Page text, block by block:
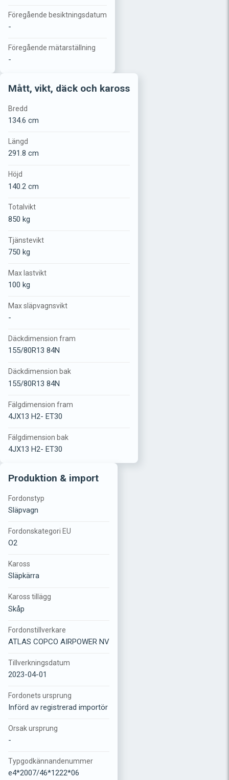
Föregående besiktningsdatum
-
Föregående mätarställning
-
Mått, vikt, däck och kaross
Bredd
134.6 cm
Längd
291.8 cm
Höjd
140.2 cm
Totalvikt
850 kg
Tjänstevikt
750 kg
Max lastvikt
100 kg
Max släpvagnsvikt
-
Däckdimension fram
155/80R13 84N
Däckdimension bak
155/80R13 84N
Fälgdimension fram
4JX13 H2- ET30
Fälgdimension bak
4JX13 H2- ET30
Produktion & import
Fordonstyp
Släpvagn
Fordonskategori EU
O2
Kaross
Släpkärra
Kaross tillägg
Skåp
Fordonstillverkare
ATLAS COPCO AIRPOWER NV
Tillverkningsdatum
2023-04-01
Fordonets ursprung
Införd av registrerad importör
Orsak ursprung
-
Typgodkännandenummer
e4*2007/46*1222*06